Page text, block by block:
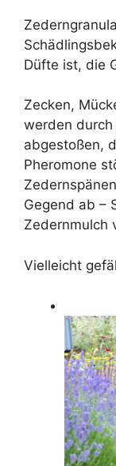
Düfte ist, die
Zecken,
werden
abgestoßen,
Pheromone
Gegend ab –
Zedernmulch
Vielleicht